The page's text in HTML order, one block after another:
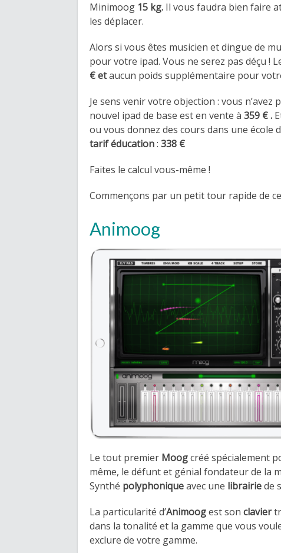
Minimoog 15 kg. Il vous faudra bien faire
les déplacer.
Alors si vous êtes musicien et dingue de
pour votre ipad. Vous ne serez pas déçu !
€ etaucun poids supplémentaire pour
Je sens venir votre objection : vous n’avez
nouvel ipad de base est en vente à 359 € .
ou vous donnez des cours dans une école
tarif éducation: 338 €
Faites le calcul vous-même !
Commençons par un petit tour rapide de
Animoog
Le tout premier Moogcréé spécialement
même, le défunt et génial fondateur de la
Synthé polyphoniqueavec une librairiede
La particularité d’Animoogest son clavier
dans la tonalité et la gamme que vous
exclure de votre gamme.